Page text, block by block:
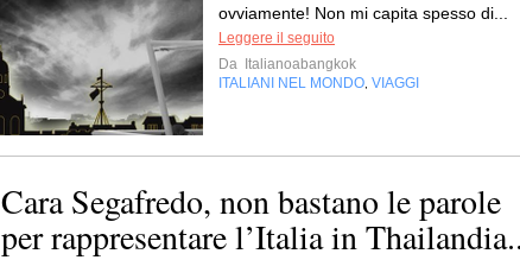
ovviamente! Non mi capita spesso di...
Leggere il seguito
Da
Italianoabangkok
ITALIANI NEL MONDO VIAGGI
Cara Segafredo, non bastano le parole
per rappresentare l’Italia in